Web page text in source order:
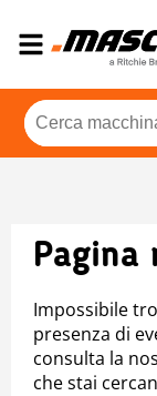
Pagina
Impossibile
presenza di
consulta la
che stai